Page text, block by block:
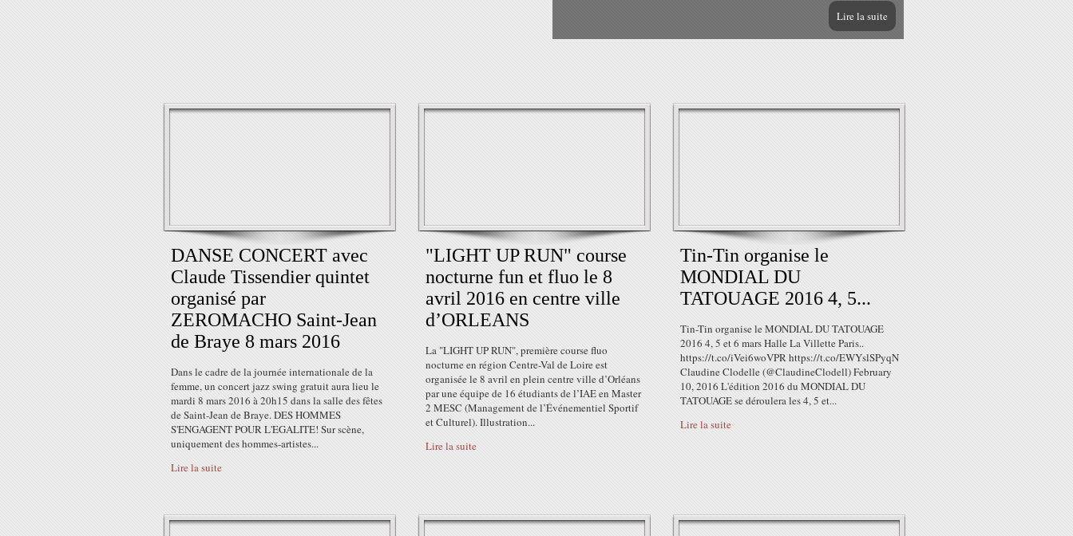
Lire la suite
DANSE CONCERT avec
Claude Tissendier quintet
organisé par
ZEROMACHO Saint-Jean
de Braye 8 mars 2016
Dans le cadre de la journée internationale de la
femme, un concert jazz swing gratuit aura lieu le
mardi 8 mars 2016 à 20h15 dans la salle des fêtes
de Saint-Jean de Braye. DES HOMMES
S'ENGAGENT POUR L'EGALITE! Sur scène,
uniquement des hommes-artistes...
Lire la suite
"LIGHT UP RUN" course
nocturne fun et fluo le 8
avril 2016 en centre ville
d’ORLEANS
La "LIGHT UP RUN", première course fluo
nocturne en région Centre-Val de Loire est
organisée le 8 avril en plein centre ville d’Orléans
par une équipe de 16 étudiants de l’IAE en Master
2 MESC (Management de l’Événementiel Sportif
et Culturel). Illustration...
Lire la suite
Tin-Tin organise le
MONDIAL DU
TATOUAGE 2016 4, 5...
Tin-Tin organise le MONDIAL DU TATOUAGE
2016 4, 5 et 6 mars Halle La Villette Paris..
https://t.co/iVei6woVPR https://t.co/EWYslSPyqN
Claudine Clodelle (@ClaudineClodell) February
10, 2016 L'édition 2016 du MONDIAL DU
TATOUAGE se déroulera les 4, 5 et...
Lire la suite